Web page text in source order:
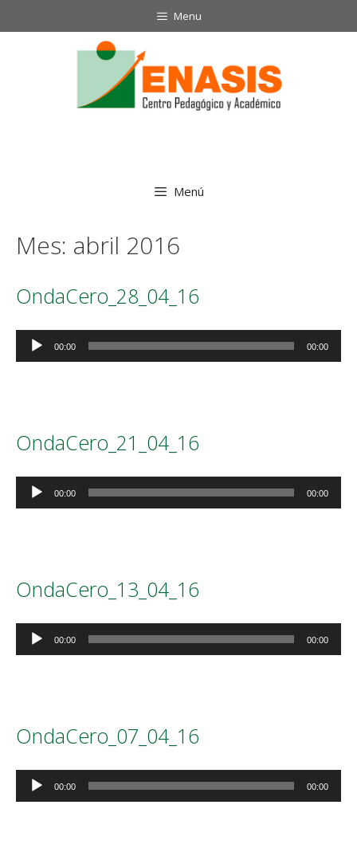
Menu
Menú
Mes: abril 2016
OndaCero_28_04_16
Reproductor
00:00 00:00
OndaCero_21_04_16
Reproductor
00:00 00:00
OndaCero_13_04_16
Reproductor
00:00 00:00
OndaCero_07_04_16
Reproductor
00:00 00:00